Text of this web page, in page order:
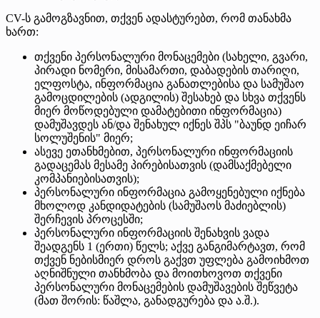
CV-ს გამოგზავნით, თქვენ ადასტურებთ, რომ თანახმა
ხართ:
თქვენი პერსონალური მონაცემები (სახელი, გვარი,
პირადი ნომერი, მისამართი, დაბადების თარიღი,
ელფოსტა, ინფორმაცია განათლებისა და სამუშაო
გამოცდილების (ადგილის) შესახებ და სხვა თქვენს
მიერ მოწოდებული დამატებითი ინფორმაცია)
დამუშავდეს ან/და შენახულ იქნეს შპს "ბაუნდ ეიჩარ
სოლუშენის" მიერ;
ასევე ეთანხმებით, პერსონალური ინფორმაციის
გადაცემას მესამე პირებისათვის (დამსაქმებელი
კომპანიებისათვის);
პერსონალური ინფორმაცია გამოყენებული იქნება
მხოლოდ კანდიდატების (სამუშაოს მაძიებლის)
შერჩევის პროცესში;
პერსონალური ინფორმაციის შენახვის ვადა
შეადგენს 1 (ერთი) წელს; აქვე განგიმარტავთ, რომ
თქვენ ნებისმიერ დროს გაქვთ უფლება გამოიხმოთ
აღნიშნული თანხმობა და მოითხოვოთ თქვენი
პერსონალური მონაცემების დამუშავების შეწვეტა
(მათ შორის: წაშლა, განადგურება და ა.შ.).